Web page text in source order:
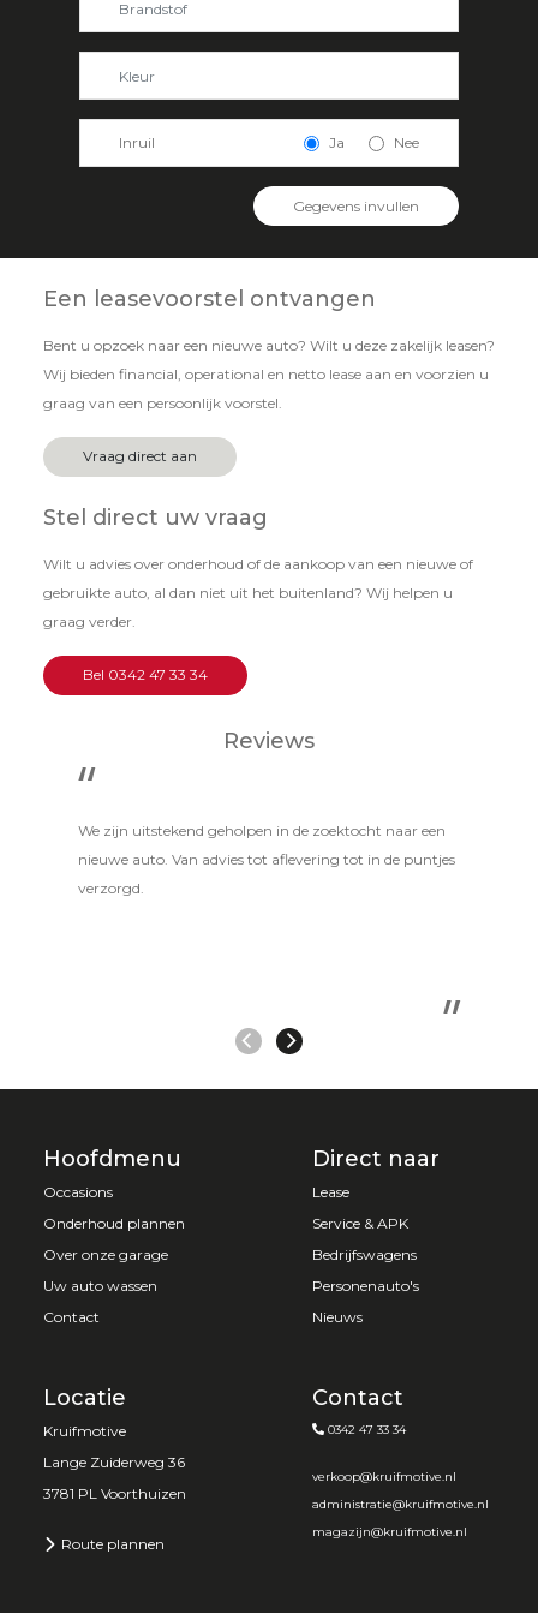
Inruil Ja Nee
Gegevens invullen
Een leasevoorstel ontvangen
Bent u opzoek naar een nieuwe auto? Wilt u deze zakelijk leasen?
Wij bieden financial, operational en netto lease aan en voorzien u
graag van een persoonlijk voorstel.
Vraag direct aan
Stel direct uw vraag
Wilt u advies over onderhoud of de aankoop van een nieuwe of
gebruikte auto, al dan niet uit het buitenland? Wij helpen u
graag verder.
Bel 0342 47 33 34
Reviews
We zijn uitstekend geholpen in de zoektocht naar een
nieuwe auto. Van advies tot aflevering tot in de puntjes
verzorgd.
Hoofdmenu
Occasions
Onderhoud plannen
Over onze garage
Uw auto wassen
Contact
Direct naar
Lease
Service & APK
Bedrijfswagens
Personenauto's
Nieuws
Locatie
Kruifmotive
Lange Zuiderweg 36
3781 PL Voorthuizen
Route plannen
Contact
0342 47 33 34
verkoop@kruifmotive.nl
administratie@kruifmotive.nl
magazijn@kruifmotive.nl